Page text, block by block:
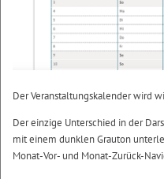
Der Veranstaltungskalender wird
Der einzige Unterschied in der
mit einem dunklen Grauton
Monat-Vor- und Monat-Zurück-